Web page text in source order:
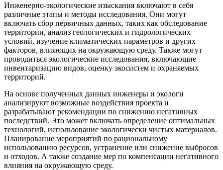
Инженерно-экологические изыскания включают в себя
различные этапы и методы исследования. Они могут
включать сбор первичных данных, таких как обследование
территории, анализ геологических и гидрологических
условий, изучение климатических параметров и других
факторов, влияющих на окружающую среду. Также могут
проводиться экологические исследования, включающие
инвентаризацию видов, оценку экосистем и охраняемых
территорий.
На основе полученных данных инженеры и экологи
анализируют возможные воздействия проекта и
разрабатывают рекомендации по снижению негативных
последствий. Это может включать определение оптимальных
технологий, использование экологически чистых материалов.
Планирование мероприятий по рациональному
использованию ресурсов, устранение или снижение выбросов
и отходов. А также создание мер по компенсации негативного
влияния на окружающую среду.